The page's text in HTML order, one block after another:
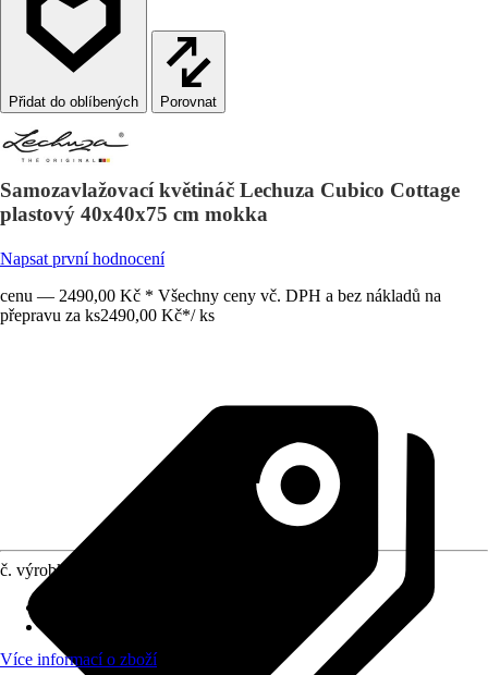
Porovnat
Samozavlažovací květináč Lechuza Cubico Cottage
plastový 40x40x75 cm mokka
Napsat první hodnocení
cenu — 2490,00 Kč * Všechny ceny vč. DPH a bez nákladů na
přepravu za ks2490,00 Kč*/ ks
č. výrobku
Více informací o zboží